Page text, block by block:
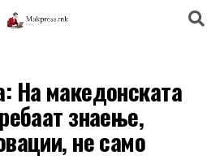
На македонската
знаење,
не само